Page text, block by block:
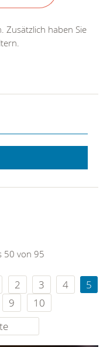
Zusätzlich haben Sie
50 von 95
2 3 4
5
9
10